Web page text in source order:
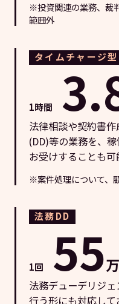
※投資関連の業務、裁
範囲外
タイムチャージ型
1時間
法律相談や契約書
(DD)等の業務を、
お受けすることも可
※案件処理について、
法務DD
1回 55
法務デューデリジ
行う形にも対応して